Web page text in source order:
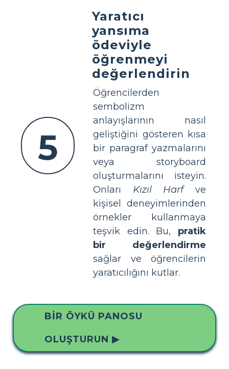
5
Yaratıcı
yansıma
ödeviyle
öğrenmeyi
değerlendirin
Öğrencilerden
sembolizm
anlayışlarının nasıl
geliştiğini gösteren kısa
bir paragraf yazmalarını
veya storyboard
oluşturmalarını isteyin.
Onları Kızıl Harfve
kişisel deneyimlerinden
örnekler kullanmaya
teşvik edin. Bu, pratik
bir değerlendirme
sağlar ve öğrencilerin
yaratıcılığını kutlar.
BIR ÖYKÜ PANOSU
OLUŞTURUN ▶